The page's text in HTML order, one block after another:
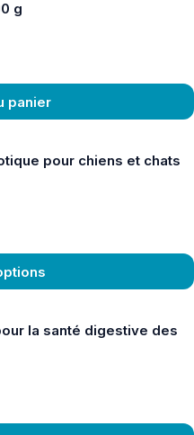
g
panier
pour chiens et chats
la santé digestive des